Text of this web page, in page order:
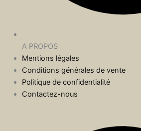
A PROPOS
Mentions légales
Conditions générales de vente
Politique de confidentialité
Contactez-nous